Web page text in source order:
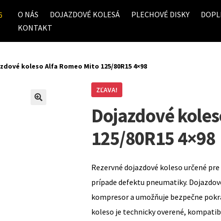
O NÁS DOJAZDOVÉ KOLESÁ PLECHOVÉ DISKY
KONTAKT
koleso Alfa Romeo Mito 125/80R15 4×98
ZĽAVA!
Dojazdové
125/80R15 4×98
Rezervné dojazdové koleso určené
prípade defektu pneumatiky.
kompresor a umožňuje bezpečne
koleso je technicky overené,